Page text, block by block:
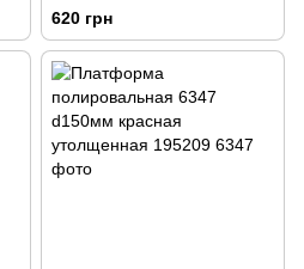
полиров.кругов оранжевая
d75мм 198202
620 грн